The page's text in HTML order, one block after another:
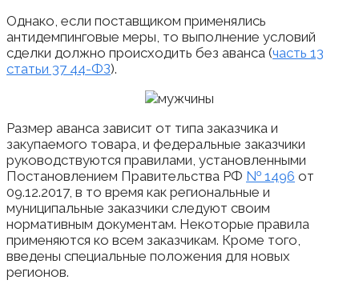
Однако, если поставщиком применялись
антидемпинговые меры, то выполнение условий
сделки должно происходить без аванса (часть 13
статьи 37 44-ФЗ).
Размер аванса зависит от типа заказчика и
закупаемого товара, и федеральные заказчики
руководствуются правилами, установленными
Постановлением Правительства РФ № 1496 от
09.12.2017, в то время как региональные и
муниципальные заказчики следуют своим
нормативным документам. Некоторые правила
применяются ко всем заказчикам. Кроме того,
введены специальные положения для новых
регионов.